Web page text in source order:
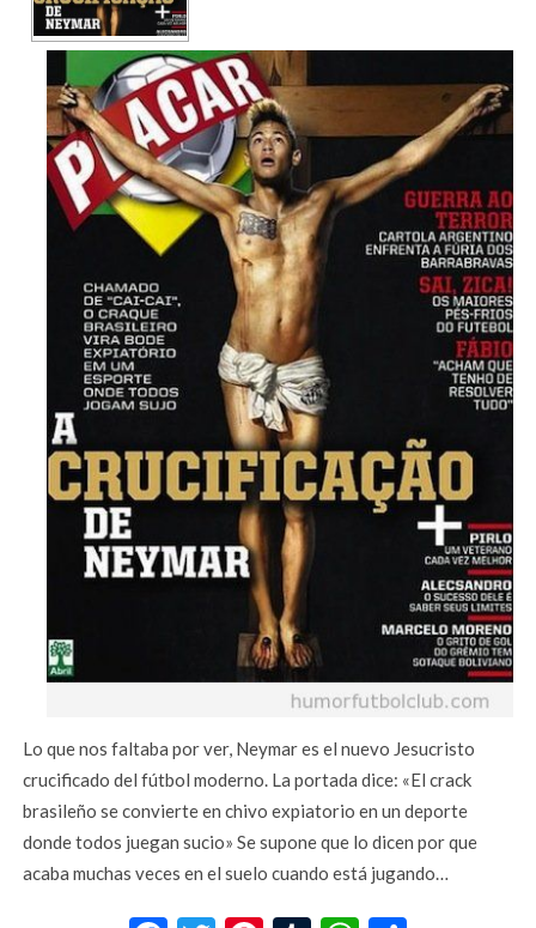
Lo que nos faltaba por ver, Neymar es el nuevo Jesucristo
crucificado del fútbol moderno. La portada dice: «El crack
brasileño se convierte en chivo expiatorio en un deporte
donde todos juegan sucio» Se supone que lo dicen por que
acaba muchas veces en el suelo cuando está jugando…